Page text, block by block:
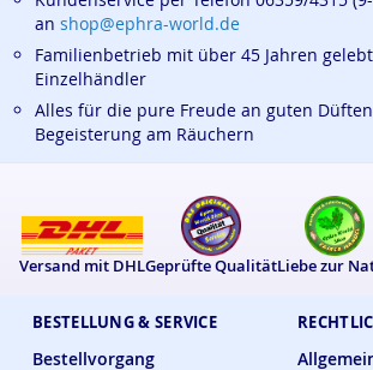
BESTELLUNG & SERVICE
Bestellvorgang
an shop@ephra-world.de
Familienbetrieb mit über 45 Jahren
Einzelhändler
Alles für die pure Freude an guten
Begeisterung am Räuchern
Versand mit DHLGeprüfte QualitätLiebe zur